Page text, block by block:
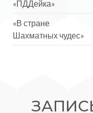
«ПДДейка»
«В стране
Шахматных чудес»